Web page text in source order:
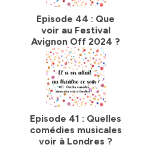
Episode 44 : Que
voir au Festival
Avignon Off 2024 ?
Episode 41 : Quelles
comédies musicales
voir à Londres ?